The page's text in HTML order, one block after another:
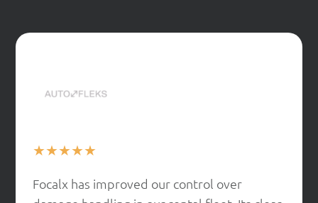
★★★★★
Focalx has improved our control over